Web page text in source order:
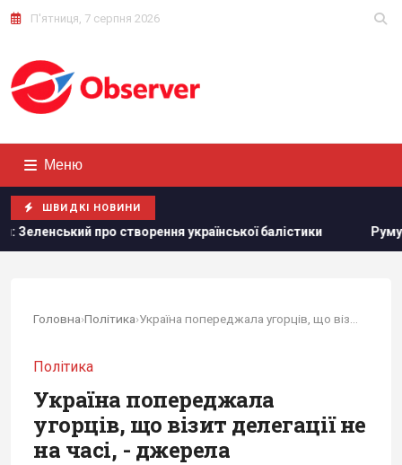
П'ятниця, 7 серпня 2026
Меню
ШВИДКІ НОВИНИ
створення української балістики Румунія змінює
Головна›Політика›
Політика
Україна попереджала
угорців, що візит делегації не
на часі, - джерела